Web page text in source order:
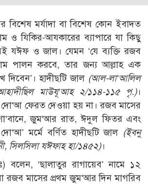
বিশেষ মর্যাদা বা বিশেষ কোন ইবাদত
ও যিকির-আযকারের ব্যাপারে যা কিছু
যঈফ ও জাল। যেমন ‘যে ব্যক্তি রজব
পালন করবে, তার জন্য আল্লাহ এক
দিবেন’। হাদীছটি জাল (আল-লা‘আলিল
মাউযূ‘আহ ২/১১৪-১১৫ পৃ.)।
দো‘আ ফেরত দেওয়া হয় না। রজব মাসের
জুম‘আর রাত, ঈদুল ফিতর এবং
মর্মে বর্ণিত হাদীছটি জাল (ইবনু
সিলসিলা যঈফাহ হা/১৪৫২)।
বলেন, ‘ছালাতুর রাগায়েব’ নামে ১২
রজব মাসের প্রথম জুম‘আর দিন মাগরিব